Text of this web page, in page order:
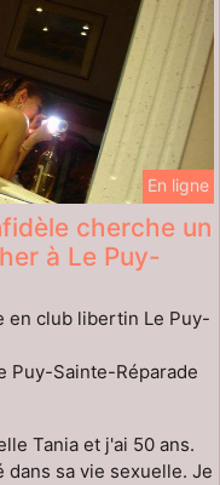
En ligne
cherche un
à Le Puy-
en club libertin Le Puy-
Puy-Sainte-Réparade
Tania et j'ai 50 ans.
sa vie sexuelle. Je